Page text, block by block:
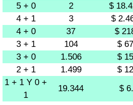
5 + 0
2 $
4 + 1
3 $
4 + 0
37 $
3 + 1
104 $
3 + 0
1.506 $
2 + 1
1.499 $
1 + 1 Y 0 +
1
19.344 $